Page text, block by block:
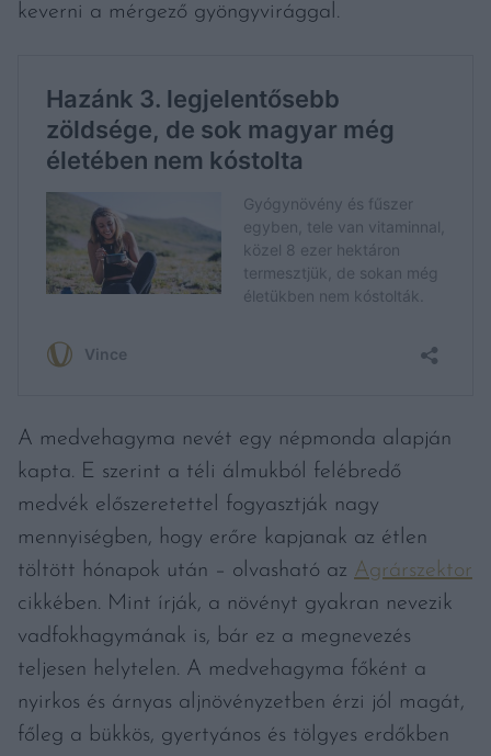
keverni a mérgező gyöngyvirággal.
A medvehagyma nevét egy népmonda alapján
kapta. E szerint a téli álmukból felébredő
medvék előszeretettel fogyasztják nagy
mennyiségben, hogy erőre kapjanak az étlen
töltött hónapok után – olvasható az Agrárszektor
cikkében. Mint írják, a növényt gyakran nevezik
vadfokhagymának is, bár ez a megnevezés
teljesen helytelen. A medvehagyma főként a
nyirkos és árnyas aljnövényzetben érzi jól magát,
főleg a bükkös, gyertyános és tölgyes erdőkben